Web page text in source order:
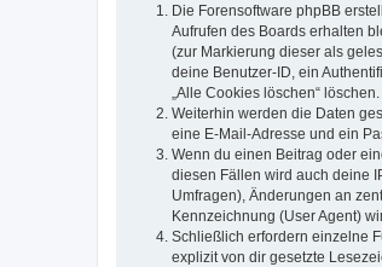
Die Forensoftware phpBB
Aufrufen des Boards erhalten
(zur Markierung dieser als
deine Benutzer-ID, ein
„Alle Cookies löschen“ löschen.
Weiterhin werden die Daten
eine E-Mail-Adresse und ein
Wenn du einen Beitrag oder
diesen Fällen wird auch deine
Umfragen), Änderungen an
Kennzeichnung (User Agent)
Schließlich erfordern einzelne
explizit von dir gesetzte